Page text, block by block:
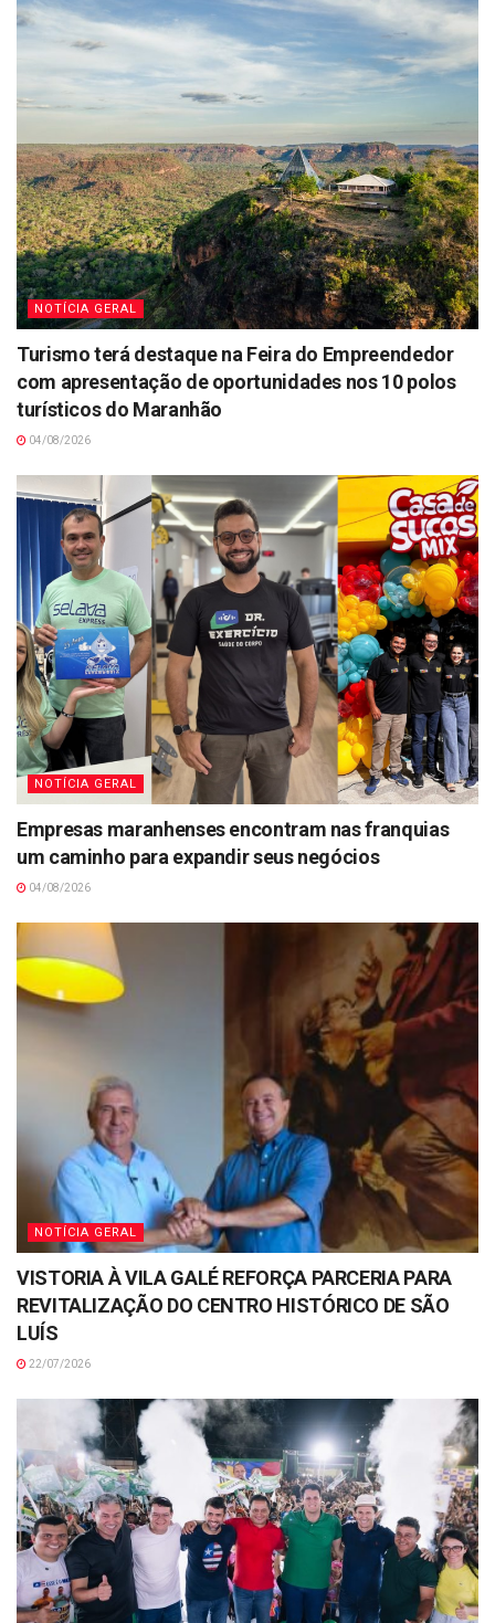
NOTÍCIA GERAL
Turismo terá destaque na Feira do Empreendedor
com apresentação de oportunidades nos 10 polos
turísticos do Maranhão
04/08/2026
NOTÍCIA GERAL
Empresas maranhenses encontram nas franquias
um caminho para expandir seus negócios
04/08/2026
NOTÍCIA GERAL
VISTORIA À VILA GALÉ REFORÇA PARCERIA PARA
REVITALIZAÇÃO DO CENTRO HISTÓRICO DE SÃO
LUÍS
22/07/2026